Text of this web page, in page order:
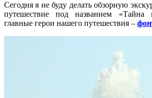
Сегодня я не буду делать обзорную
путешествие под названием
главные герои нашего путешествия –